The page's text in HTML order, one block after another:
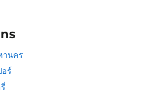
านคร
อร์